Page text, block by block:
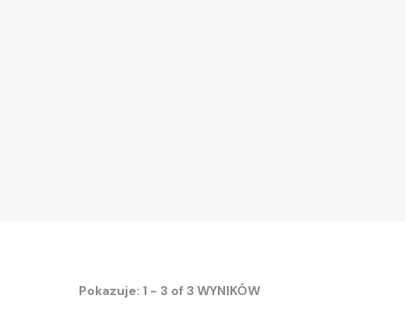
Pokazuje: 1 - 3 of 3 WYNIKÓW